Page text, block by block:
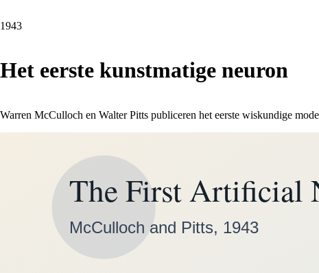
1943
Het eerste kunstmatige neuron
Warren McCulloch en Walter Pitts publiceren het eerste wiskundige